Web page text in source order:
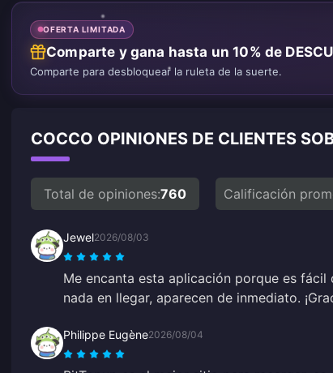
OFERTA LIMITADA
Comparte y gana hasta un 10% de
Comparte para desbloquear la ruleta de la suerte.
COCCO OPINIONES DE CLIENTES
Total de opiniones:760 Calificación
Jewel2026/08/03
Me encanta esta aplicación porque es
nada en llegar, aparecen de inmediato.
Philippe Eugène2026/08/04